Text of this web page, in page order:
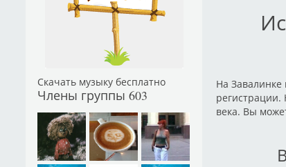
Скачать музыку бесплатно
Члены группы 603
На Завалинке
регистрации.
века. Вы